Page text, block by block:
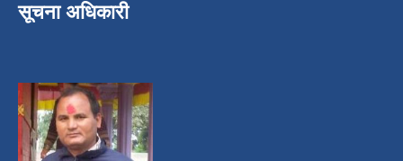
सूचना अधिकारी